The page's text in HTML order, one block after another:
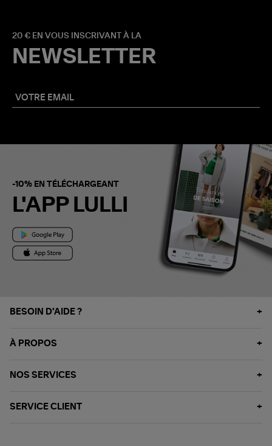
20 € EN VOUS INSCRIVANT À LA
NEWSLETTER
-10% EN TÉLÉCHARGEANT
L'APP LULLI
BESOIN D'AIDE ?
À PROPOS
NOS SERVICES
SERVICE CLIENT